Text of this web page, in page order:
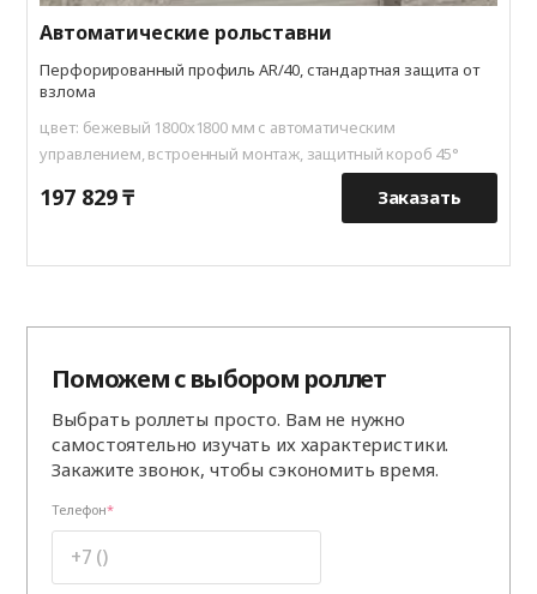
Автоматические рольставни
Перфорированный профиль AR/40, стандартная защита от
взлома
цвет: бежевый 1800х1800 мм с автоматическим
управлением, встроенный монтаж, защитный короб 45°
197 829 ₸ Заказать
Поможем с выбором роллет
Выбрать роллеты просто. Вам не нужно
самостоятельно изучать их характеристики.
Закажите звонок, чтобы сэкономить время.
Телефон